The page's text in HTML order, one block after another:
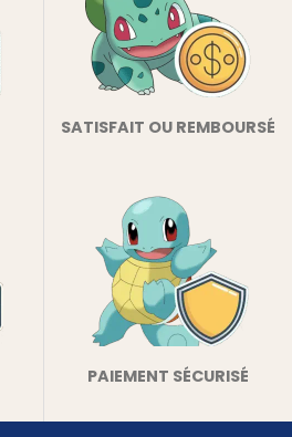
SATISFAIT OU REMBOURSÉ
PAIEMENT SÉCURISÉ